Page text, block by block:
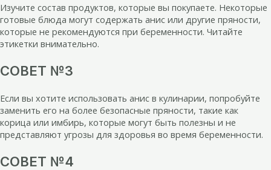
Изучите состав продуктов, которые вы покупаете. Некоторые
готовые блюда могут содержать анис или другие пряности,
которые не рекомендуются при беременности. Читайте
этикетки внимательно.
СОВЕТ №3
Если вы хотите использовать анис в кулинарии, попробуйте
заменить его на более безопасные пряности, такие как
корица или имбирь, которые могут быть полезны и не
представляют угрозы для здоровья во время беременности.
СОВЕТ №4